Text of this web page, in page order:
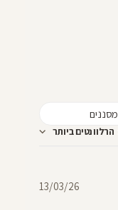
מסננים
הרלוונטים ביותר
תאריך13/03/26